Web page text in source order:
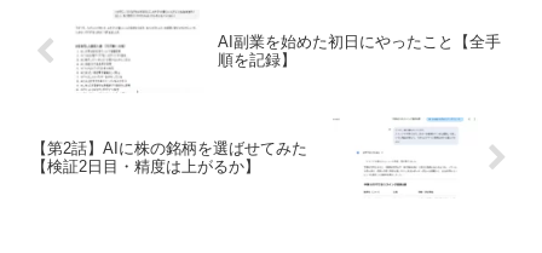
AI副業を始めた初日にやったこと【全手
順を記録】
【第2話】AIに株の銘柄を選ばせてみた
【検証2日目・精度は上がるか】